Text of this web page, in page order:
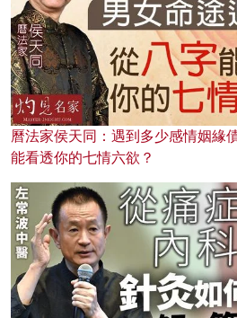
曆法家侯天同：遇到多少感情姻緣
能看透你的七情六欲？